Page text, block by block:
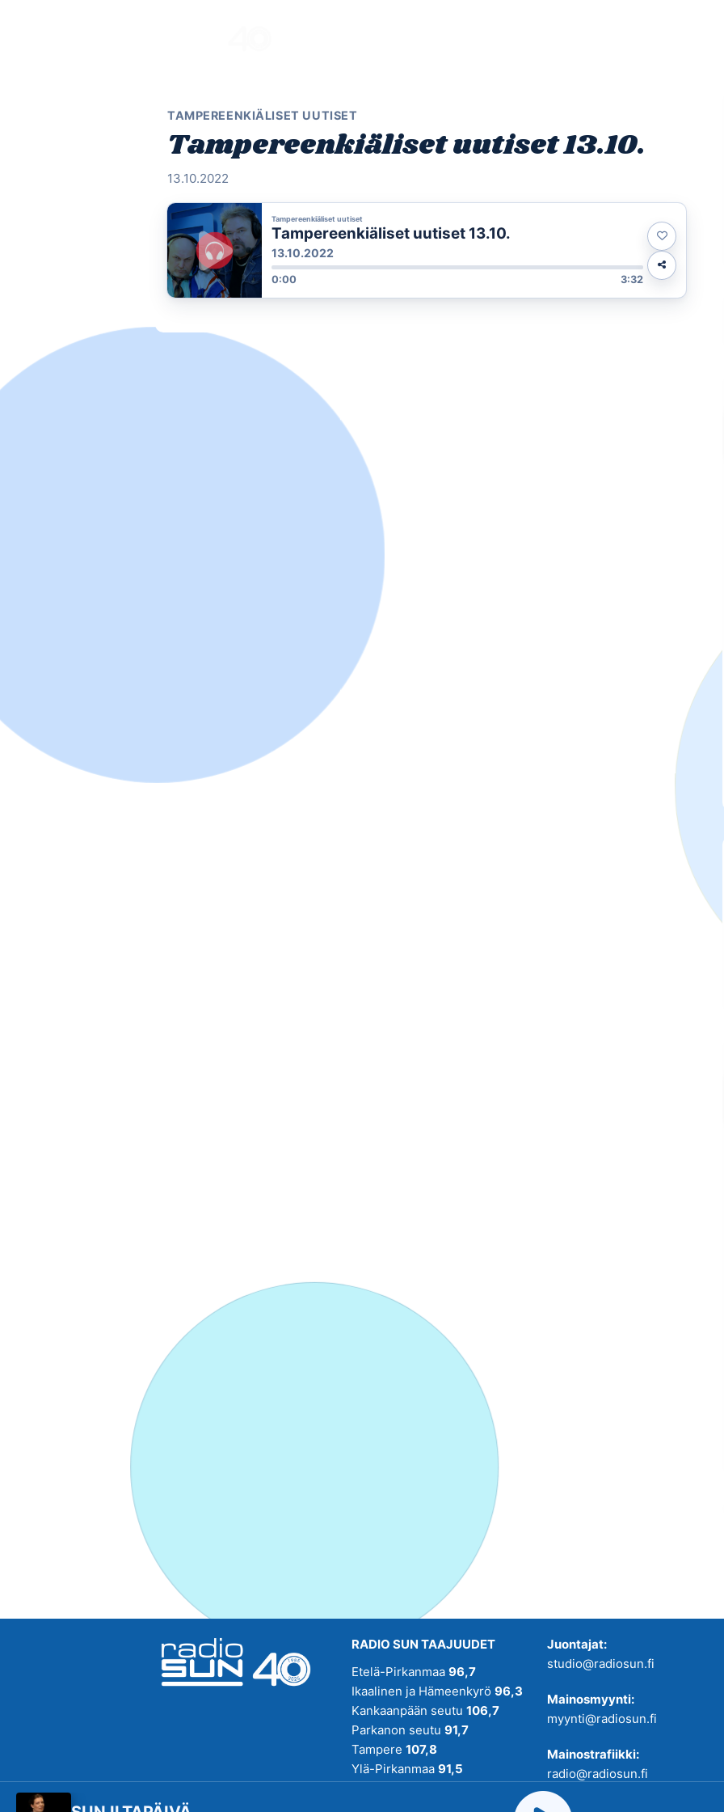
TAMPEREENKIÄLISET UUTISET
Tampereenkiäliset uutiset 13.10.
13.10.2022
Tampereenkiäliset uutiset
Tampereenkiäliset uutiset 13.10.
13.10.2022
0:00 3:32
RADIO SUN TAAJUUDET
Etelä-Pirkanmaa 96,7
Ikaalinen ja Hämeenkyrö 96,3
Kankaanpään seutu 106,7
Parkanon seutu 91,7
Tampere 107,8
Ylä-Pirkanmaa 91,5
Pirmedioita.
Juontajat:
studio@radiosun.fi
Mainosmyynti:
myynti@radiosun.fi
Mainostrafiikki:
radio@radiosun.fi